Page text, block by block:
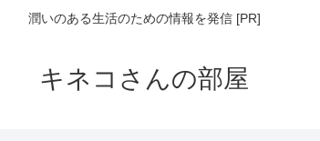
潤いのある生活のための情報を発信 [PR]
キネコさんの部屋